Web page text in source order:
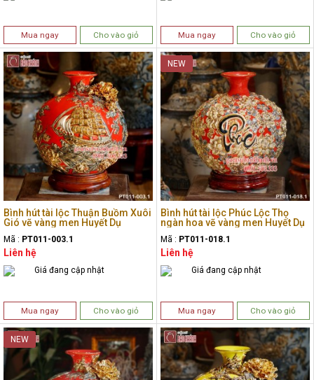
Mua ngay Cho vào giỏ Mua ngay Cho vào giỏ
Bình hút tài lộc Thuận Buồm Xuôi
Gió vẽ vàng men Huyết Dụ
Mã : PT011-003.1
Liên hệ
Giá đang cập nhật
Mua ngay Cho vào giỏ
Bình hút tài lộc Phúc Lộc Thọ
ngàn hoa vẽ vàng men Huyết Dụ
Mã : PT011-018.1
Liên hệ
NEW
Giá đang cập nhật
Mua ngay Cho vào giỏ
NEW